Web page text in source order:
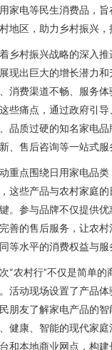
家电等民生消费品，
地区，助力乡村振兴，
乡村振兴战略的深入
现出巨大的增长潜力
消费渠道不畅、服务
些痛点，通过政府引
品质过硬的知名家电
、售后咨询等一站式服
重点围绕日用家电品
这些产品与农村家庭
。参与品牌不仅提供
善的售后服务，让农
等水平的消费权益与服
“农村行”不仅是简单
活动现场设置了产品
朋友了解家电产品的
健康、智能的现代家
和本地商业网点，构